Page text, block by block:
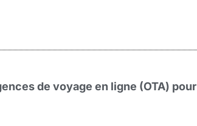
de voyage en ligne (OTA) pour